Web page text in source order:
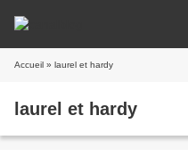
Accueil » laurel et hardy
laurel et hardy